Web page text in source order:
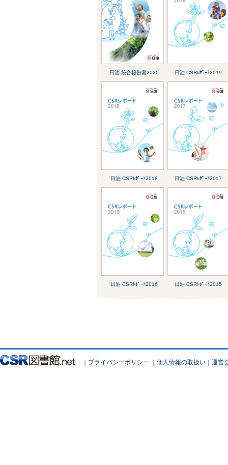
日油 統合報告書2020 日油 CSRﾚﾎﾟｰﾄ2019
日油 CSRﾚﾎﾟｰﾄ2018 日油 CSRﾚﾎﾟｰﾄ2017
日油 CSRﾚﾎﾟｰﾄ2016 日油 CSRﾚﾎﾟｰﾄ2015
｜ プライバシーポリシー ｜ 個人情報の取扱い ｜ 運営